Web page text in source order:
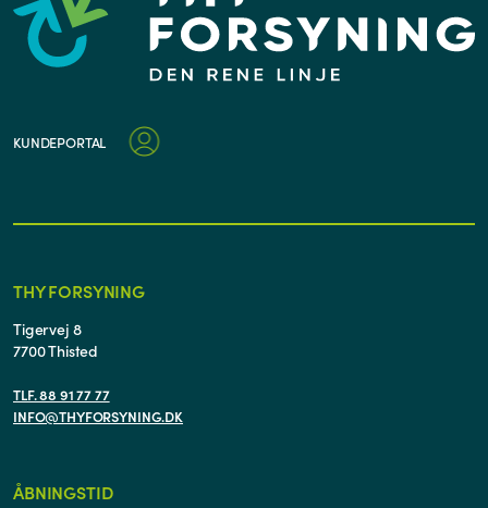
KUNDEPORTAL
THY FORSYNING
Tigervej 8
7700 Thisted
TLF. 88 91 77 77
INFO@THYFORSYNING.DK
ÅBNINGSTID